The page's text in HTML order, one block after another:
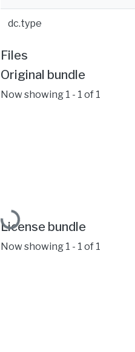
dc.type
Files
Original bundle
Now showing 1 - 1 of 1
Loading...
License bundle
Now showing 1 - 1 of 1